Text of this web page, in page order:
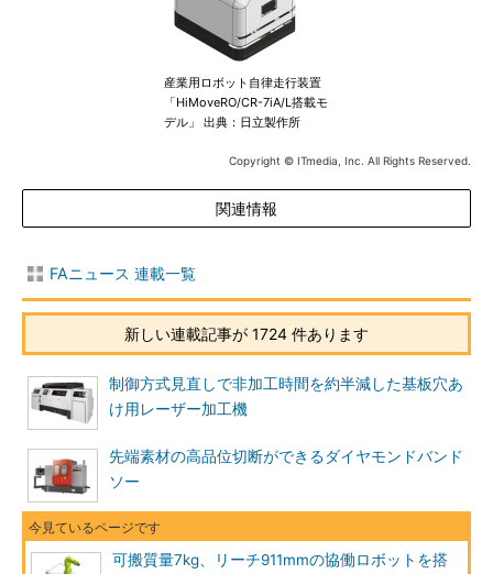
産業用ロボット自律走行装置
「HiMoveRO/CR-7iA/L搭載モ
デル」 出典：日立製作所
Copyright © ITmedia, Inc. All Rights Reserved.
関連情報
FAニュース 連載一覧
新しい連載記事が 1724 件あります
制御方式見直しで非加工時間を約半減した基板穴あ
け用レーザー加工機
先端素材の高品位切断ができるダイヤモンドバンド
ソー
可搬質量7kg、リーチ911mmの協働ロボットを搭